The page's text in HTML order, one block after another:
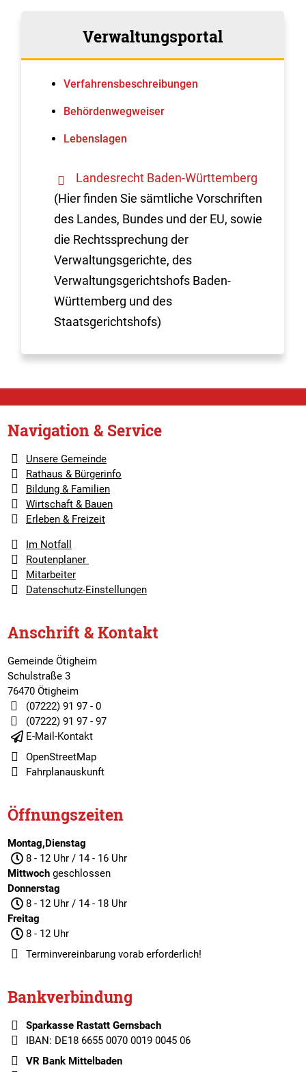
Verwaltungsportal
Verfahrens­beschreibungen
Behördenwegweiser
Lebenslagen
Landesrecht Baden-Württemberg
(Hier finden Sie sämtliche Vorschriften
des Landes, Bundes und der EU, sowie
die Rechtssprechung der
Verwaltungsgerichte, des
Verwaltungsgerichtshofs Baden-
Württemberg und des
Staatsgerichtshofs)
Navigation & Service
Unsere Gemeinde
Rathaus & Bürgerinfo
Bildung & Familien
Wirtschaft & Bauen
Erleben & Freizeit
Im Notfall
Routenplaner
Mitarbeiter
Datenschutz-Einstellungen
Anschrift & Kontakt
Gemeinde Ötigheim
Schulstraße 3
76470 Ötigheim
(07222) 91 97 - 0
(07222) 91 97 - 97
E-Mail-Kontakt
OpenStreetMap
Fahrplanauskunft
Öffnungszeiten
Montag,Dienstag
8 - 12 Uhr / 14 - 16 Uhr
Mittwochgeschlossen
Donnerstag
8 - 12 Uhr / 14 - 18 Uhr
Freitag
8 - 12 Uhr
Terminvereinbarungvorab erforderlich!
Bankverbindung
Sparkasse Rastatt Gernsbach
IBAN: DE18 6655 0070 0019 0045 06
VR Bank Mittelbaden